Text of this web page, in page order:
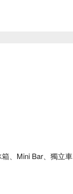
、Mini Bar、獨立車